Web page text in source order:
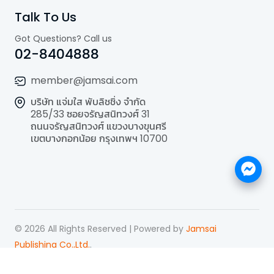
Talk To Us
Got Questions? Call us
02-8404888
member@jamsai.com
บริษัท แจ่มใส พับลิชชิ่ง จำกัด
285/33 ซอยจรัญสนิทวงศ์ 31
ถนนจรัญสนิทวงศ์ แขวงบางขุนศรี
เขตบางกอกน้อย กรุงเทพฯ 10700
© 2026 All Rights Reserved | Powered by Jamsai
Publishing Co.,Ltd..